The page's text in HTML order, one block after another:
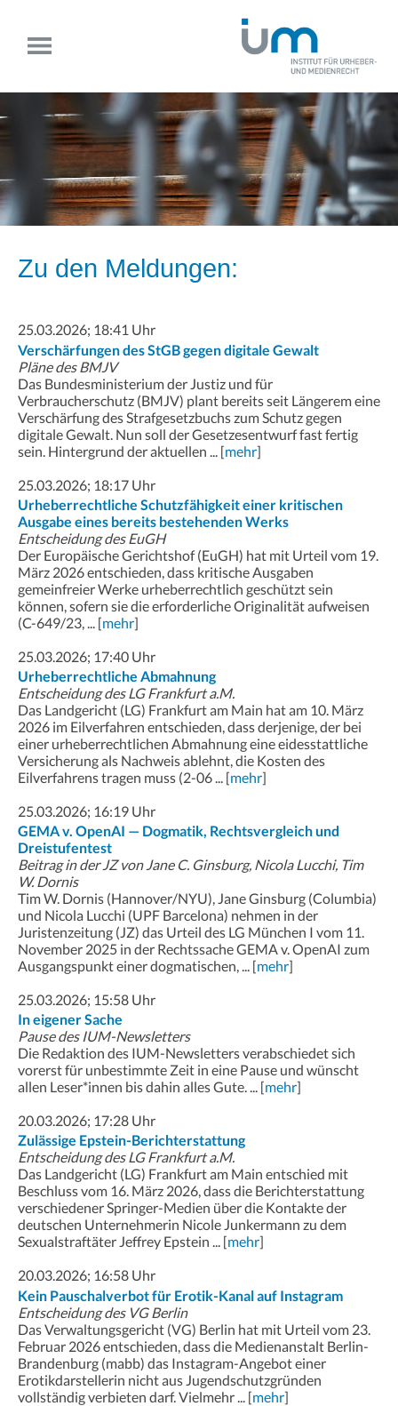
Zu den Meldungen:
25.03.2026; 18:41 Uhr
Verschärfungen des StGB gegen digitale Gewalt
Pläne des BMJV
Das Bundesministerium der Justiz und für
Verbraucherschutz (BMJV) plant bereits seit Längerem eine
Verschärfung des Strafgesetzbuchs zum Schutz gegen
digitale Gewalt. Nun soll der Gesetzesentwurf fast fertig
sein. Hintergrund der aktuellen ... [mehr]
25.03.2026; 18:17 Uhr
Urheberrechtliche Schutzfähigkeit einer kritischen
Ausgabe eines bereits bestehenden Werks
Entscheidung des EuGH
Der Europäische Gerichtshof (EuGH) hat mit Urteil vom 19.
März 2026 entschieden, dass kritische Ausgaben
gemeinfreier Werke urheberrechtlich geschützt sein
können, sofern sie die erforderliche Originalität aufweisen
(C-649/23, ... [mehr]
25.03.2026; 17:40 Uhr
Urheberrechtliche Abmahnung
Entscheidung des LG Frankfurt a.M.
Das Landgericht (LG) Frankfurt am Main hat am 10. März
2026 im Eilverfahren entschieden, dass derjenige, der bei
einer urheberrechtlichen Abmahnung eine eidesstattliche
Versicherung als Nachweis ablehnt, die Kosten des
Eilverfahrens tragen muss (2-06 ... [mehr]
25.03.2026; 16:19 Uhr
GEMA v. OpenAI — Dogmatik, Rechtsvergleich und
Dreistufentest
Beitrag in der JZ von Jane C. Ginsburg, Nicola Lucchi, Tim
W. Dornis
Tim W. Dornis (Hannover/NYU), Jane Ginsburg (Columbia)
und Nicola Lucchi (UPF Barcelona) nehmen in der
Juristenzeitung (JZ) das Urteil des LG München I vom 11.
November 2025 in der Rechtssache GEMA v. OpenAI zum
Ausgangspunkt einer dogmatischen, ... [mehr]
25.03.2026; 15:58 Uhr
In eigener Sache
Pause des IUM-Newsletters
Die Redaktion des IUM-Newsletters verabschiedet sich
vorerst für unbestimmte Zeit in eine Pause und wünscht
allen Leser*innen bis dahin alles Gute. ... [mehr]
20.03.2026; 17:28 Uhr
Zulässige Epstein-Berichterstattung
Entscheidung des LG Frankfurt a.M.
Das Landgericht (LG) Frankfurt am Main entschied mit
Beschluss vom 16. März 2026, dass die Berichterstattung
verschiedener Springer-Medien über die Kontakte der
deutschen Unternehmerin Nicole Junkermann zu dem
Sexualstraftäter Jeffrey Epstein ... [mehr]
20.03.2026; 16:58 Uhr
Kein Pauschalverbot für Erotik-Kanal auf Instagram
Entscheidung des VG Berlin
Das Verwaltungsgericht (VG) Berlin hat mit Urteil vom 23.
Februar 2026 entschieden, dass die Medienanstalt Berlin-
Brandenburg (mabb) das Instagram-Angebot einer
Erotikdarstellerin nicht aus Jugendschutzgründen
vollständig verbieten darf. Vielmehr ... [mehr]